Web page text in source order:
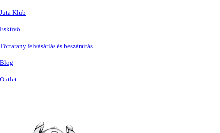
Juta Klub
Esküvő
Törtarany felvásárlás és beszámítás
Blog
Outlet